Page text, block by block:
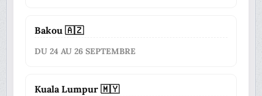
Bakou 🇦🇿
DU 24 AU 26 SEPTEMBRE
Kuala Lumpur 🇲🇾